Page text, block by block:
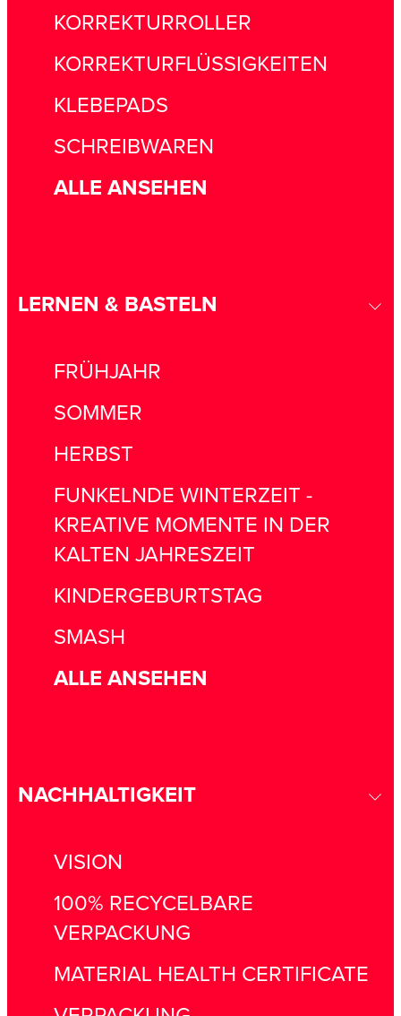
KORREKTURROLLER
KORREKTURFLÜSSIGKEITEN
KLEBEPADS
SCHREIBWAREN
ALLE ANSEHEN
LERNEN & BASTELN
FRÜHJAHR
SOMMER
HERBST
FUNKELNDE WINTERZEIT -
KREATIVE MOMENTE IN DER
KALTEN JAHRESZEIT
KINDERGEBURTSTAG
SMASH
ALLE ANSEHEN
NACHHALTIGKEIT
VISION
100% RECYCELBARE
VERPACKUNG
MATERIAL HEALTH CERTIFICATE